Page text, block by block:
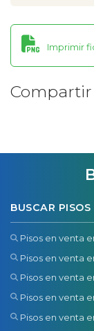
Imprimir
Compartir
BUSCAR PISOS
Pisos en venta
Pisos en venta
Pisos en venta
Pisos en venta
Pisos en venta